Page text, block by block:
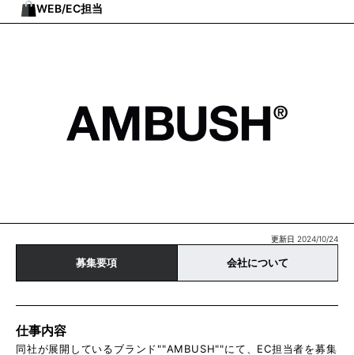
WEB/EC担当
更新日 2024/10/24
募集要項 会社について
仕事内容
同社が展開しているブランド""AMBUSH""にて、EC担当者を募集